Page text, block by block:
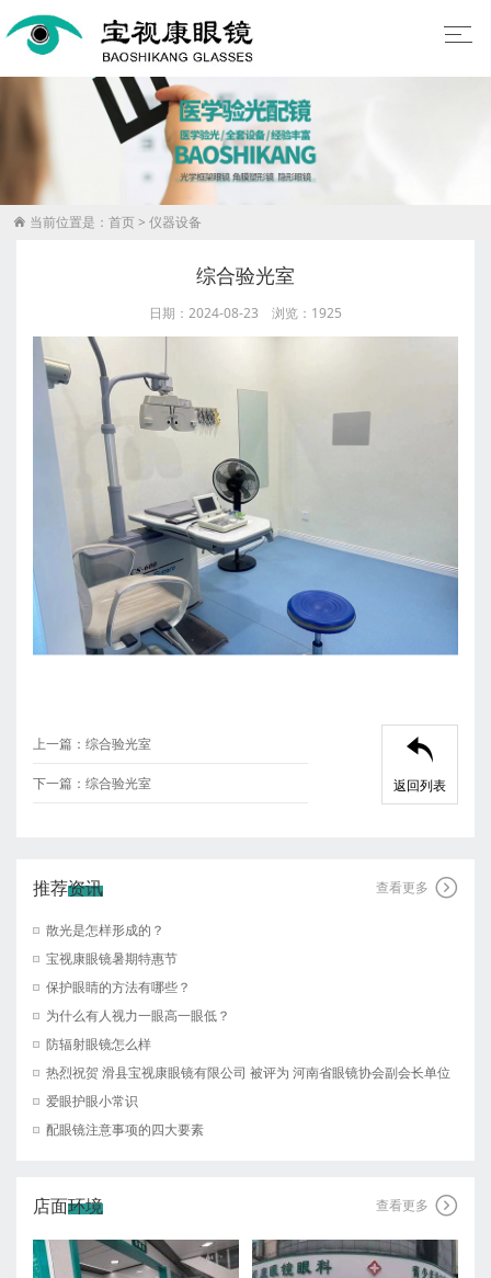
 当前位置是： 首页> 仪器设备
综合验光室
日期：2024-08-23 浏览：1925
上一篇： 综合验光室
下一篇： 综合验光室

返回列表
推荐资讯 查看更多 
散光是怎样形成的？
宝视康眼镜暑期特惠节
保护眼睛的方法有哪些？
为什么有人视力一眼高一眼低？
防辐射眼镜怎么样
热烈祝贺 滑县宝视康眼镜有限公司 被评为 河南省眼镜协会副会长单位
爱眼护眼小常识
配眼镜注意事项的四大要素
店面环境 查看更多 